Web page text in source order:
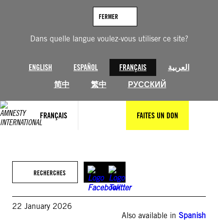
Dans quelle langue voulez-vous utiliser ce site?
ENGLISH ESPAÑOL FRANÇAIS
العربية
简中
繁中 РУССКИЙ
FERMER
FRANÇAIS FAITES UN DON
RECHERCHES
22 January 2026
Also available in Spanish